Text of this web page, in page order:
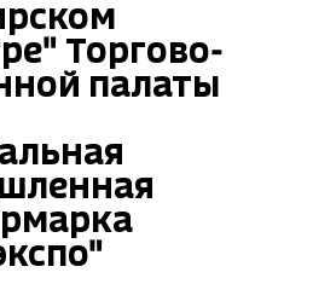
Торгово-
палаты